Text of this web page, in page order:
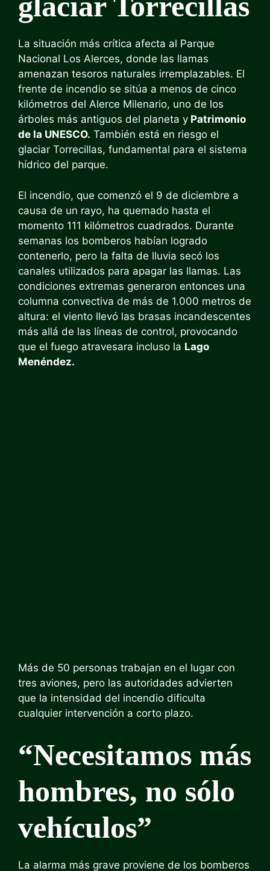
La situación más crítica afecta al Parque
Nacional Los Alerces, donde las llamas
amenazan tesoros naturales irremplazables. El
frente de incendio se sitúa a menos de cinco
kilómetros del Alerce Milenario, uno de los
árboles más antiguos del planeta y Patrimonio
de la UNESCO. También está en riesgo el
glaciar Torrecillas, fundamental para el sistema
hídrico del parque.
El incendio, que comenzó el 9 de diciembre a
causa de un rayo, ha quemado hasta el
momento 111 kilómetros cuadrados. Durante
semanas los bomberos habían logrado
contenerlo, pero la falta de lluvia secó los
canales utilizados para apagar las llamas. Las
condiciones extremas generaron entonces una
columna convectiva de más de 1.000 metros de
altura: el viento llevó las brasas incandescentes
más allá de las líneas de control, provocando
que el fuego atravesara incluso la Lago
Menéndez.
Más de 50 personas trabajan en el lugar con
tres aviones, pero las autoridades advierten
que la intensidad del incendio dificulta
cualquier intervención a corto plazo.
“Necesitamos más
hombres, no sólo
vehículos”
La alarma más grave proviene de los bomberos